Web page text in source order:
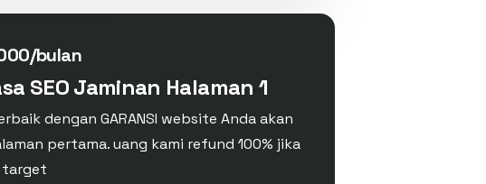
bulan
SEO Jaminan Halaman 1
dengan GARANSI website Anda akan
pertama. uang kami refund 100% jika
target